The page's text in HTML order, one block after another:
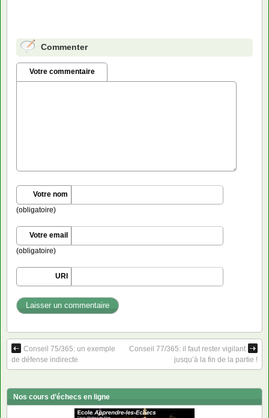
Commenter
Votre commentaire
Votre nom
(obligatoire)
Votre email
(obligatoire)
URI
Conseil 75/365: un exemple
de défense indirecte
Conseil 77/365: il faut rester vigilant
jusqu’à la fin de la partie !
Nos cours d’échecs en ligne